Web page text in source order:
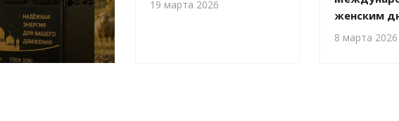
19 марта 2026
женским
8 марта 2026